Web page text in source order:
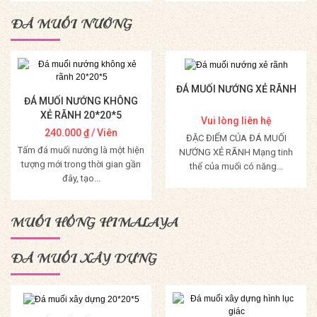
Mua Hàng Mua Hàng
ĐÁ MUỐI NƯỚNG
ĐÁ MUỐI NƯỚNG KHÔNG
XẺ RÃNH 20*20*5
240.000₫/ Viên
Tấm đá muối nướng là một hiện
tượng mới trong thời gian gần
đây, tạo...
Mua Hàng
ĐÁ MUỐI NƯỚNG XẺ RÃNH
Vui lòng liên hệ
ĐẶC ĐIỂM CỦA ĐÁ MUỐI
NƯỚNG XẺ RÃNH Mạng tinh
thể của muối có năng...
Mua Hàng
MUỐI HỒNG HIMALAYA
ĐÁ MUỐI XÂY DỰNG